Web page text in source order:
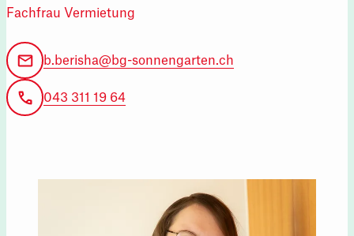
Fachfrau Vermietung
b.berisha@bg-sonnengarten.ch
043 311 19 64